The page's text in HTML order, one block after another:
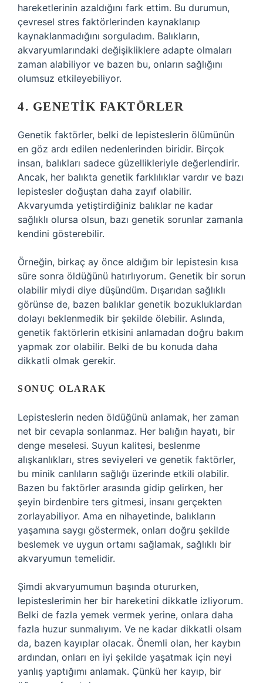
hareketlerinin azaldığını fark ettim. Bu durumun,
çevresel stres faktörlerinden kaynaklanıp
kaynaklanmadığını sorguladım. Balıkların,
akvaryumlarındaki değişikliklere adapte olmaları
zaman alabiliyor ve bazen bu, onların sağlığını
olumsuz etkileyebiliyor.
4. GENETIK FAKTÖRLER
Genetik faktörler, belki de lepisteslerin ölümünün
en göz ardı edilen nedenlerinden biridir. Birçok
insan, balıkları sadece güzellikleriyle değerlendirir.
Ancak, her balıkta genetik farklılıklar vardır ve bazı
lepistesler doğuştan daha zayıf olabilir.
Akvaryumda yetiştirdiğiniz balıklar ne kadar
sağlıklı olursa olsun, bazı genetik sorunlar zamanla
kendini gösterebilir.
Örneğin, birkaç ay önce aldığım bir lepistesin kısa
süre sonra öldüğünü hatırlıyorum. Genetik bir sorun
olabilir miydi diye düşündüm. Dışarıdan sağlıklı
görünse de, bazen balıklar genetik bozukluklardan
dolayı beklenmedik bir şekilde ölebilir. Aslında,
genetik faktörlerin etkisini anlamadan doğru bakım
yapmak zor olabilir. Belki de bu konuda daha
dikkatli olmak gerekir.
SONUÇ OLARAK
Lepisteslerin neden öldüğünü anlamak, her zaman
net bir cevapla sonlanmaz. Her balığın hayatı, bir
denge meselesi. Suyun kalitesi, beslenme
alışkanlıkları, stres seviyeleri ve genetik faktörler,
bu minik canlıların sağlığı üzerinde etkili olabilir.
Bazen bu faktörler arasında gidip gelirken, her
şeyin birdenbire ters gitmesi, insanı gerçekten
zorlayabiliyor. Ama en nihayetinde, balıkların
yaşamına saygı göstermek, onları doğru şekilde
beslemek ve uygun ortamı sağlamak, sağlıklı bir
akvaryumun temelidir.
Şimdi akvaryumumun başında otururken,
lepisteslerimin her bir hareketini dikkatle izliyorum.
Belki de fazla yemek vermek yerine, onlara daha
fazla huzur sunmalıyım. Ve ne kadar dikkatli olsam
da, bazen kayıplar olacak. Önemli olan, her kaybın
ardından, onları en iyi şekilde yaşatmak için neyi
yanlış yaptığımı anlamak. Çünkü her kayıp, bir